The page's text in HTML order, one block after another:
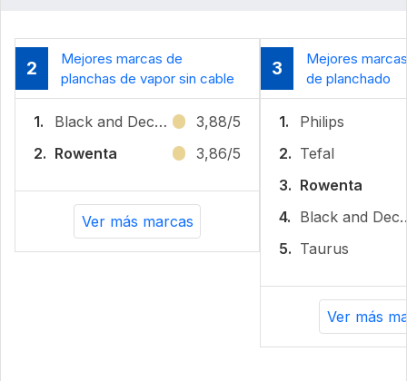
2
Mejores marcas de
planchas de vapor sin cable
1. Black and Decker
3,88/5
2. Rowenta 3,86/5
Ver más marcas
3
Mejores
de planchado
1.
Philips
2. Tefal
3. Rowenta
4.
5. Taurus
Ver más